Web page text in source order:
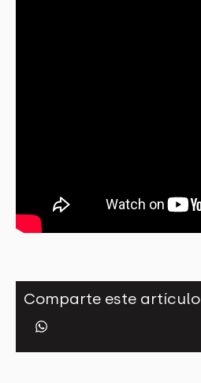
Comparte este artículo